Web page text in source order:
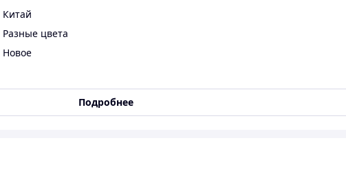
Китай
Разные цвета
Новое
Музыкальный кактус в вазоне Разумный кактус со звуковыми эффектами
Детская электронная игрушка Танцующий кактус
Подробнее